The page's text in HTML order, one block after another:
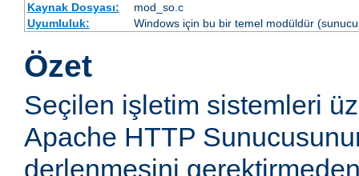
Kaynak Dosyası:
mod_so.c
Uyumluluk:
Windows için bu bir temel modüldür
Özet
Seçilen işletim sistemleri
Apache HTTP
derlenmesini